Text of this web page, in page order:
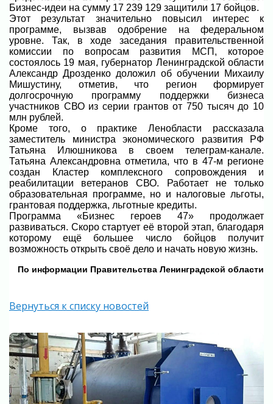
Бизнес-идеи на сумму 17 239 129 защитили 17 бойцов.
Этот результат значительно повысил интерес к
программе, вызвав одобрение на федеральном
уровне. Так, в ходе заседания правительственной
комиссии по вопросам развития МСП, которое
состоялось 19 мая, губернатор Ленинградской области
Александр Дрозденко доложил об обучении Михаилу
Мишустину, отметив, что регион формирует
долгосрочную программу поддержки бизнеса
участников СВО из серии грантов от 750 тысяч до 10
млн рублей.
Кроме того, о практике Ленобласти рассказала
заместитель министра экономического развития РФ
Татьяна Илюшникова в своем телеграм-канале.
Татьяна Александровна отметила, что в 47-м регионе
создан Кластер комплексного сопровождения и
реабилитации ветеранов СВО. Работает не только
образовательная программе, но и налоговые льготы,
грантовая поддержка, льготные кредиты.
Программа «Бизнес героев 47» продолжает
развиваться. Скоро стартует её второй этап, благодаря
которому ещё большее число бойцов получит
возможность открыть своё дело и начать новую жизнь.
По информации Правительства Ленинградской области
Вернуться к списку новостей